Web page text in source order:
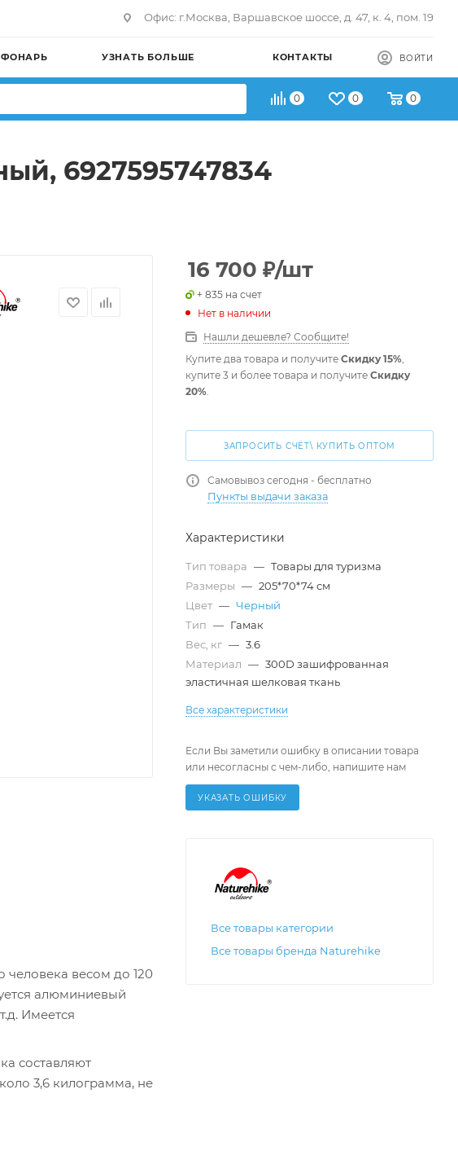
Офис: г.Москва, Варшавское шоссе, д. 47, к. 4, пом. 19
УЗНАТЬ БОЛЬШЕ КОНТАКТЫ ВОЙТИ
0 0 0
6927595747834
человека весом до 120
алюминиевый
Имеется
составляют
3,6 килограмма, не
16 700 ₽/шт
+ 835 на счет
Нет в наличии
Нашли дешевле? Сообщите!
Купите два товара и получите Скидку 15%
купите 3 и более товара и получите Скидку
20%
ЗАПРОСИТЬ СЧЁТ\ КУПИТЬ ОПТОМ
Самовывоз сегодня - бесплатно
Пункты выдачи заказа
Характеристики
Тип товара — Товары для туризма
Размеры — 205*70*74 см
Цвет — Черный
Тип — Гамак
Вес, кг — 3.6
Материал — 300D зашифрованная
эластичная шелковая ткань
Все характеристики
Если Вы заметили ошибку в описании товара
или несогласны с чем-либо, напишите нам
УКАЗАТЬ ОШИБКУ
Все товары категории
Все товары бренда Naturehike